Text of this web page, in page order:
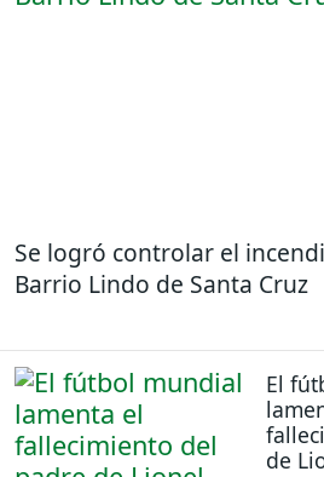
Se logró controlar el
Barrio Lindo de Santa Cruz
El
de